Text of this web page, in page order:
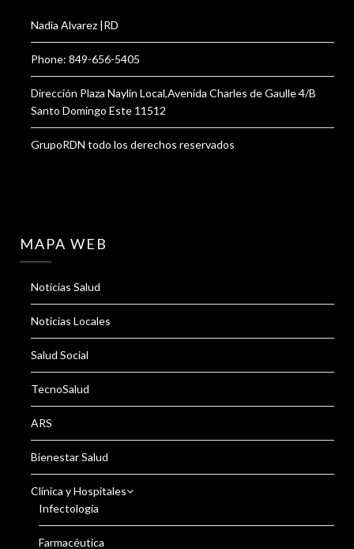
Nadia Alvarez |RD
Phone: 849-656-5405
Dirección Plaza Naylin Local,Avenida Charles de Gaulle 4/B
Santo Domingo Este 11512
GrupoRDN todo los derechos reservados
MAPA WEB
Noticias Salud
Noticias Locales
Salud Social
TecnoSalud
ARS
Bienestar Salud
Clínica y Hospitales
Infectología
Farmacéutica